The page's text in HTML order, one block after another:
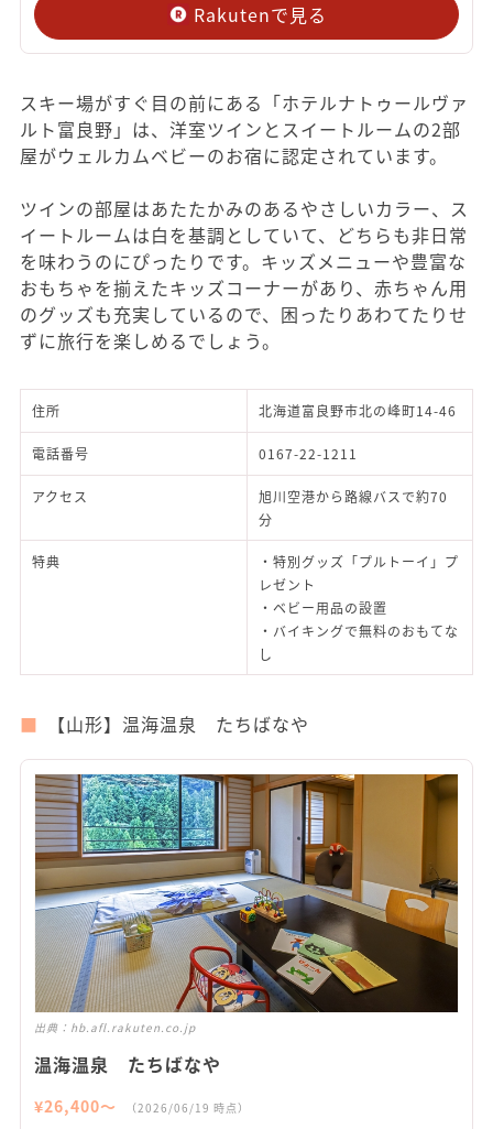
Rakutenで見る
スキー場がすぐ目の前にある「ホテルナトゥールヴァ
ルト富良野」は、洋室ツインとスイートルームの2部
屋がウェルカムベビーのお宿に認定されています。
ツインの部屋はあたたかみのあるやさしいカラー、ス
イートルームは白を基調としていて、どちらも非日常
を味わうのにぴったりです。キッズメニューや豊富な
おもちゃを揃えたキッズコーナーがあり、赤ちゃん用
のグッズも充実しているので、困ったりあわてたりせ
ずに旅行を楽しめるでしょう。
住所 北海道富良野市北の峰町14-46
電話番号 0167-22-1211
アクセス
旭川空港から路線バスで約70
分
特典
・特別グッズ「プルトーイ」プ
レゼント
・ベビー用品の設置
・バイキングで無料のおもてな
し
【山形】温海温泉 たちばなや
出典： hb.afl.rakuten.co.jp
温海温泉 たちばなや
¥26,400〜 （2026/06/19 時点）